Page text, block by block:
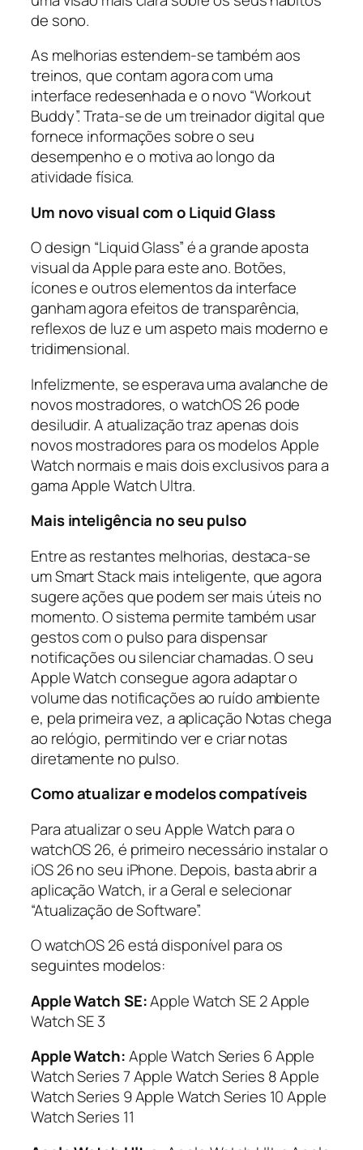
de sono.
As melhorias estendem-se também aos
treinos, que contam agora com uma
interface redesenhada e o novo “Workout
Buddy”. Trata-se de um treinador digital que
fornece informações sobre o seu
desempenho e o motiva ao longo da
atividade física.
Um novo visual com o Liquid Glass
O design “Liquid Glass” é a grande aposta
visual da Apple para este ano. Botões,
ícones e outros elementos da interface
ganham agora efeitos de transparência,
reflexos de luz e um aspeto mais moderno e
tridimensional.
Infelizmente, se esperava uma avalanche de
novos mostradores, o watchOS 26 pode
desiludir. A atualização traz apenas dois
novos mostradores para os modelos Apple
Watch normais e mais dois exclusivos para a
gama Apple Watch Ultra.
Mais inteligência no seu pulso
Entre as restantes melhorias, destaca-se
um Smart Stack mais inteligente, que agora
sugere ações que podem ser mais úteis no
momento. O sistema permite também usar
gestos com o pulso para dispensar
notificações ou silenciar chamadas. O seu
Apple Watch consegue agora adaptar o
volume das notificações ao ruído ambiente
e, pela primeira vez, a aplicação Notas chega
ao relógio, permitindo ver e criar notas
diretamente no pulso.
Como atualizar e modelos compatíveis
Para atualizar o seu Apple Watch para o
watchOS 26, é primeiro necessário instalar o
iOS 26 no seu iPhone. Depois, basta abrir a
aplicação Watch, ir a Geral e selecionar
“Atualização de Software”.
O watchOS 26 está disponível para os
seguintes modelos:
Apple Watch SE:Apple Watch SE 2 Apple
Watch SE 3
Apple Watch:Apple Watch Series 6 Apple
Watch Series 7 Apple Watch Series 8 Apple
Watch Series 9 Apple Watch Series 10 Apple
Watch Series 11